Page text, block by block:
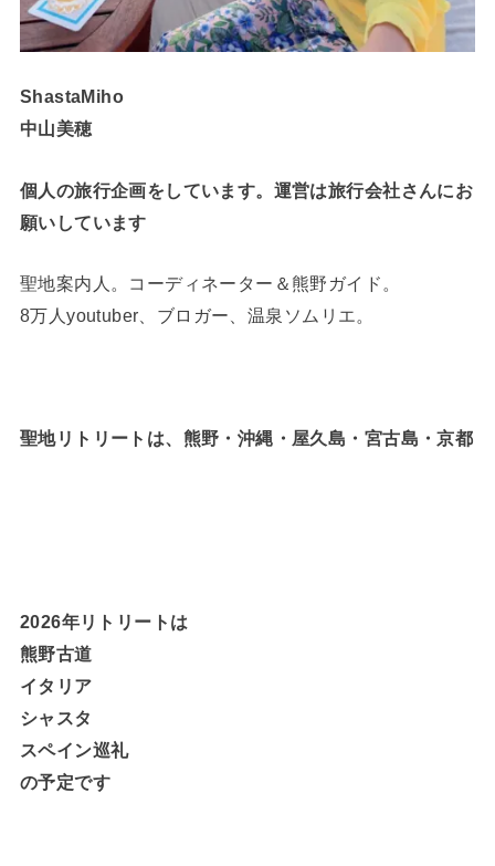
ShastaMiho
中山美穂
個人の旅行企画をしています。運営は旅行会社さんにお
願いしています
聖地案内人。コーディネーター＆熊野ガイド。
8万人youtuber、ブロガー、温泉ソムリエ。
聖地リトリートは、熊野・沖縄・屋久島・宮古島・京都
2026年リトリートは
熊野古道
イタリア
シャスタ
スペイン巡礼
の予定です